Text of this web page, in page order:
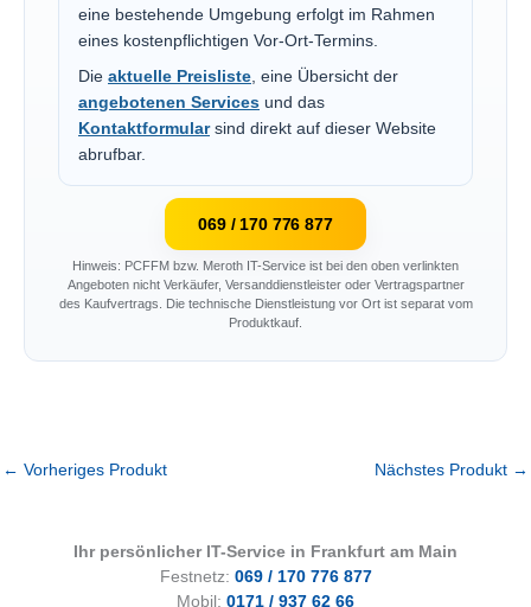
eine bestehende Umgebung erfolgt im Rahmen
eines kostenpflichtigen Vor-Ort-Termins.
Die aktuelle Preisliste, eine Übersicht der
angebotenen Services und das
Kontaktformularsind direkt auf dieser Website
abrufbar.
069 / 170 776 877
Hinweis: PCFFM bzw. Meroth IT-Service ist bei den oben verlinkten
Angeboten nicht Verkäufer, Versanddienstleister oder Vertragspartner
des Kaufvertrags. Die technische Dienstleistung vor Ort ist separat vom
Produktkauf.
← Vorheriges Produkt Nächstes Produkt →
Ihr persönlicher IT-Service in Frankfurt am Main
Festnetz: 069 / 170 776 877
Mobil: 0171 / 937 62 66